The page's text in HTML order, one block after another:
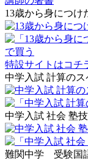
13歳から身につけ
特設サイトはコチ
中学入試 計算の
中学入試 社会 塾
難関中学 受験国